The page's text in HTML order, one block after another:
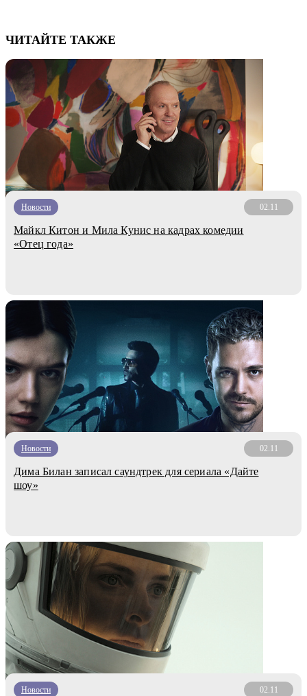
ЧИТАЙТЕ ТАКЖЕ
Новости 02.11
Майкл Китон и Мила Кунис на кадрах комедии
«Отец года»
Новости 02.11
Дима Билан записал саундтрек для сериала «Дайте
шоу»
Новости 02.11